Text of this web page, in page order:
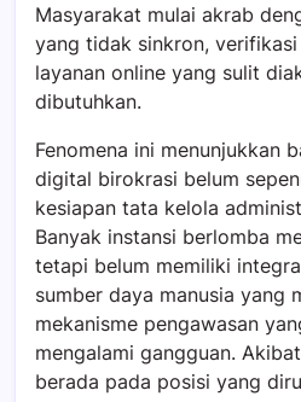
Masyarakat mulai akrab
yang tidak sinkron,
layanan online yang sulit
dibutuhkan.
Fenomena ini menunjukkan
digital birokrasi belum
kesiapan tata kelola
Banyak instansi berlomba
tetapi belum memiliki
sumber daya manusia yang
mekanisme pengawasan
mengalami gangguan.
berada pada posisi yang